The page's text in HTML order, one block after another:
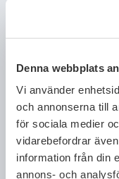
Denna webbplats
Vi använder
och annonserna till
för sociala medier
vidarebefordrar
information från din
annons- och
Banksäkerhet
Säkerhet är en
Arbetet har
uppgången i antalet
Säkerhetsarbetet är
och kan delas upp i